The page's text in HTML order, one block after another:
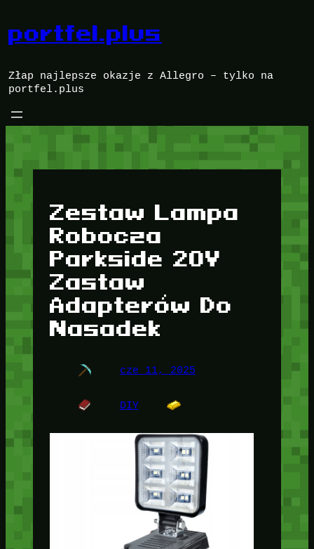
treści
portfel.plus
Złap najlepsze okazje z Allegro – tylko na
portfel.plus
Zestaw Lampa
Robocza
Parkside 20V
Zastaw
Adapterów Do
Nasadek
cze 11, 2025
DIY